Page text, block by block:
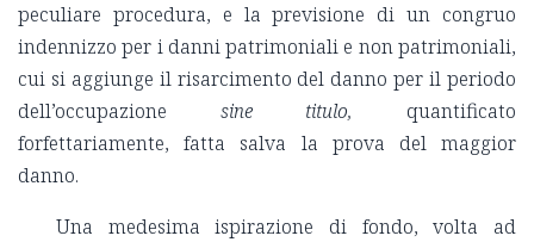
peculiare procedura, e la previsione di un congruo
indennizzo per i danni patrimoniali e non patrimoniali,
cui si aggiunge il risarcimento del danno per il periodo
dell’occupazione sine titulo,
quantificato
forfettariamente, fatta salva la prova del maggior
danno.
Una medesima ispirazione di fondo, volta ad